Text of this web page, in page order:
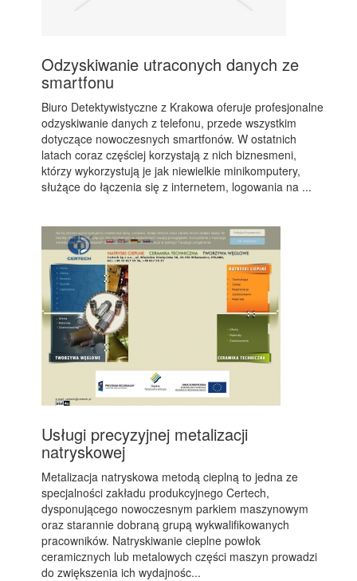
Odzyskiwanie utraconych danych ze
smartfonu
Biuro Detektywistyczne z Krakowa oferuje profesjonalne
odzyskiwanie danych z telefonu, przede wszystkim
dotyczące nowoczesnych smartfonów. W ostatnich
latach coraz częściej korzystają z nich biznesmeni,
którzy wykorzystują je jak niewielkie minikomputery,
służące do łączenia się z internetem, logowania na ...
Usługi precyzyjnej metalizacji
natryskowej
Metalizacja natryskowa metodą cieplną to jedna ze
specjalności zakładu produkcyjnego Certech,
dysponującego nowoczesnym parkiem maszynowym
oraz starannie dobraną grupą wykwalifikowanych
pracowników. Natryskiwanie cieplne powłok
ceramicznych lub metalowych części maszyn prowadzi
do zwiększenia ich wydajnośc...